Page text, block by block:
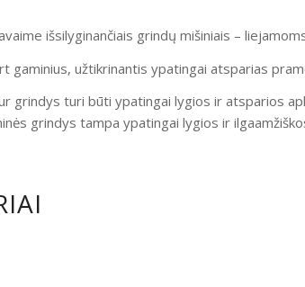
išsilyginančiais grindų mišiniais –
užtikrinantis ypatingai atsparias
grindys turi būti ypatingai lygios ir atsparios
grindys tampa ypatingai lygios ir